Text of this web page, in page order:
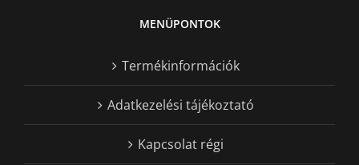
MENÜPONTOK
Termékinformációk
Adatkezelési tájékoztató
Kapcsolat régi